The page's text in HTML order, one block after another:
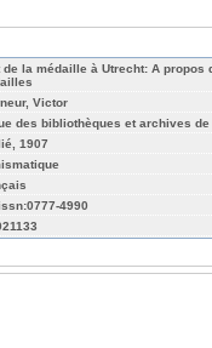
de la médaille à Utrecht: A propos
Victor
des bibliothèques et archives
1907
4990